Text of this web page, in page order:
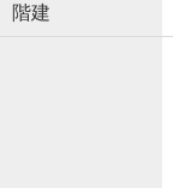
階建